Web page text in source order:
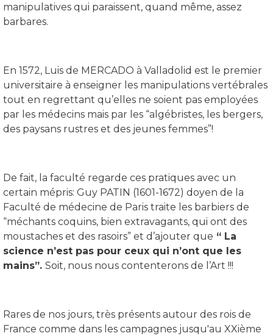
manipulatives qui paraissent, quand même, assez
barbares.
En 1572, Luis de MERCADO à Valladolid est le premier
universitaire à enseigner les manipulations vertébrales
tout en regrettant qu’elles ne soient pas employées
par les médecins mais par les “algébristes, les bergers,
des paysans rustres et des jeunes femmes”!
De fait, la faculté regarde ces pratiques avec un
certain mépris: Guy PATIN (1601-1672) doyen de la
Faculté de médecine de Paris traite les barbiers de
“méchants coquins, bien extravagants, qui ont des
moustaches et des rasoirs” et d’ajouter que “ La
science n’est pas pour ceux qui n’ont que les
mains”. Soit, nous nous contenterons de l’Art !!!
Rares de nos jours, très présents autour des rois de
France comme dans les campagnes jusqu'au XXième